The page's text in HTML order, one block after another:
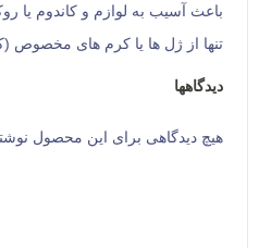
باعث آسیب به لوازم و کاندوم یا
تنها از ژل ها یا کرم های مخصوص
دیدگاهها
هیچ دیدگاهی برای این محصول